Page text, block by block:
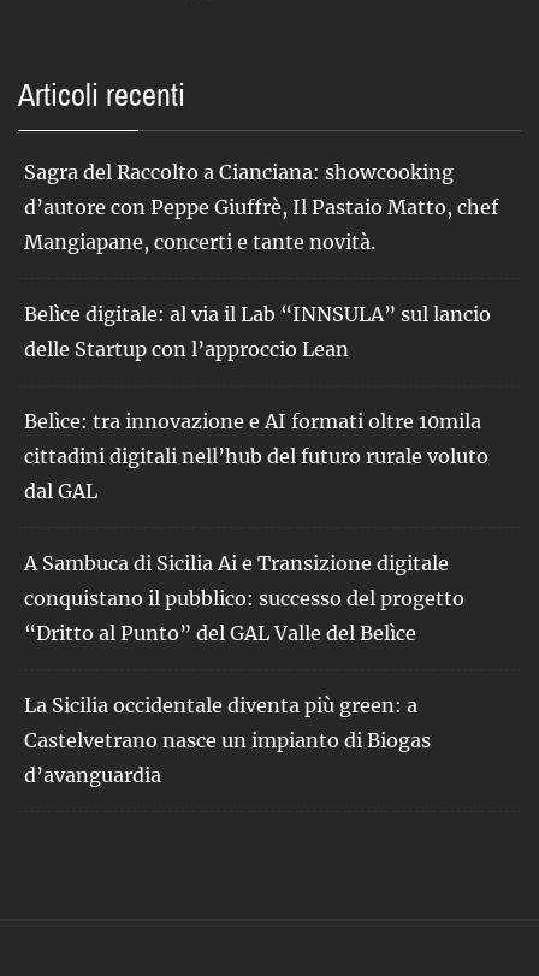
Articoli recenti
Sagra del Raccolto a Cianciana: showcooking
d’autore con Peppe Giuffrè, Il Pastaio Matto, chef
Mangiapane, concerti e tante novità.
Belìce digitale: al via il Lab “INNSULA” sul lancio
delle Startup con l’approccio Lean
Belìce: tra innovazione e AI formati oltre 10mila
cittadini digitali nell’hub del futuro rurale voluto
dal GAL
A Sambuca di Sicilia Ai e Transizione digitale
conquistano il pubblico: successo del progetto
“Dritto al Punto” del GAL Valle del Belìce
La Sicilia occidentale diventa più green: a
Castelvetrano nasce un impianto di Biogas
d’avanguardia